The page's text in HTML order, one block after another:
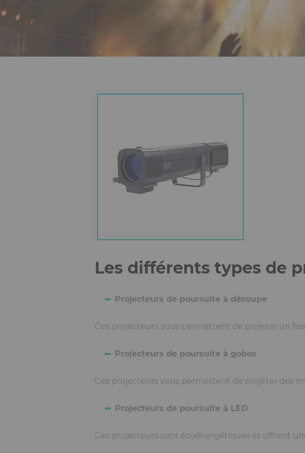
Blocs
Ckeditor
Les différents types de
Projecteurs de poursuite à découpe
Ces projecteurs vous permettent de projeter un
Projecteurs de poursuite à gobos
Ces projecteurs vous permettent de projeter des
Projecteurs de poursuite à LED
Ces projecteurs sont écoénergétiques et offrent